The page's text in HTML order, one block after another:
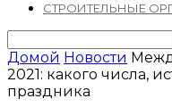
СТРОИТЕЛЬНЫЕ
Домой Новости
2021: какого числа,
праздника